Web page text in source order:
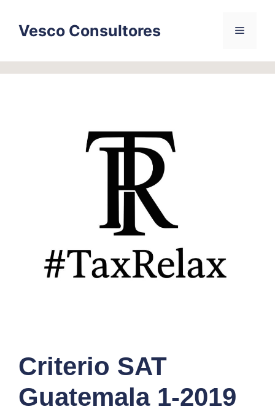
contentVesco Consultores Menu
Criterio SAT
Guatemala 1-2019